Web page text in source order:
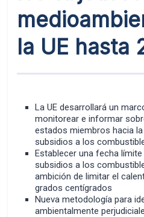
la UE hasta
La UE desarrollará un
monitorear e informar
estados miembros hacia
subsidios a los
Establecer una fecha
subsidios a los
ambición de limitar el
grados centígrados
Nueva metodología para
ambientalmente